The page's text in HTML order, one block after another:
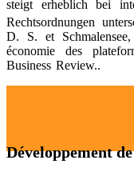
steigt erheblich bei
Rechtsordnungen
D. S. et
économie des
Business Review..
Développement